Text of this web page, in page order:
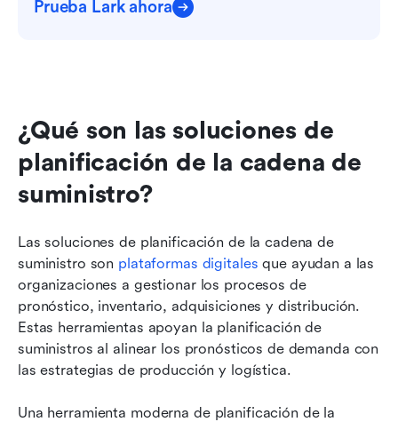
Prueba Lark ahora
¿Qué son las soluciones de
planificación de la cadena de
suministro?
Las soluciones de planificación de la cadena de
suministro son plataformas digitales que ayudan a las
organizaciones a gestionar los procesos de
pronóstico, inventario, adquisiciones y distribución.
Estas herramientas apoyan la planificación de
suministros al alinear los pronósticos de demanda con
las estrategias de producción y logística.
Una herramienta moderna de planificación de la